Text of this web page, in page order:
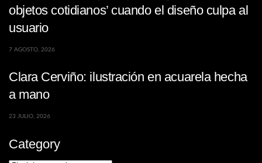
objetos cotidianos’ cuando el diseño culpa al
usuario
7 AGOSTO, 2026
Clara Cerviño: ilustración en acuarela hecha
a mano
23 JULIO, 2026
Category